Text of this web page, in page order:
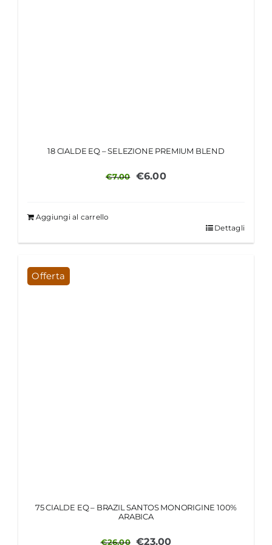
18 CIALDE EQ – SELEZIONE PREMIUM BLEND
€7.00
Il
€7.00.
€6.00Il
€6.00.
Aggiungi al carrello
Dettagli
Offerta
75 CIALDE EQ – BRAZIL SANTOS MONORIGINE 100%
ARABICA
€26.00 Il
€23.00Il